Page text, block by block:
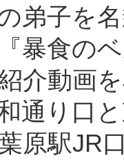
の弟子を
暴食の
介動画
通り口
原駅JR